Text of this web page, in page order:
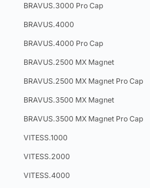
BRAVUS.3000 Pro Cap
BRAVUS.4000
BRAVUS.4000 Pro Cap
BRAVUS.2500 MX Magnet
BRAVUS.2500 MX Magnet Pro Cap
BRAVUS.3500 MX Magnet
BRAVUS.3500 MX Magnet Pro Cap
VITESS.1000
VITESS.2000
VITESS.4000